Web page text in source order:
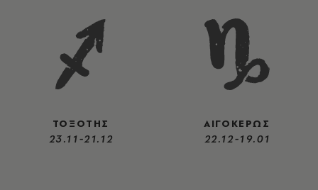
ΤΟΞΟΤΗΣ
23.11-21.12
ΑΙΓΟΚΕΡΩΣ
22.12-19.01